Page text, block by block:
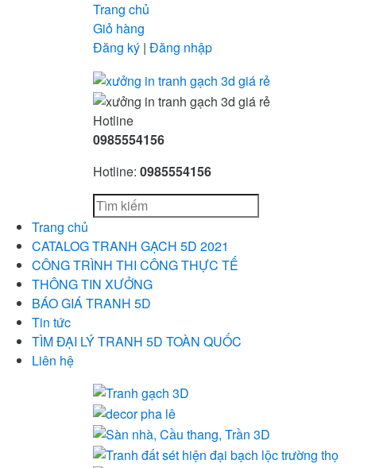
Trang chủ
Giỏ hàng
Đăng ký | Đăng nhập
Hotline
0985554156
Hotline: 0985554156
Trang chủ
CATALOG TRANH GẠCH 5D 2021
CÔNG TRÌNH THI CÔNG THỰC TẾ
THÔNG TIN XƯỞNG
BÁO GIÁ TRANH 5D
Tin tức
TÌM ĐẠI LÝ TRANH 5D TOÀN QUỐC
Liên hệ